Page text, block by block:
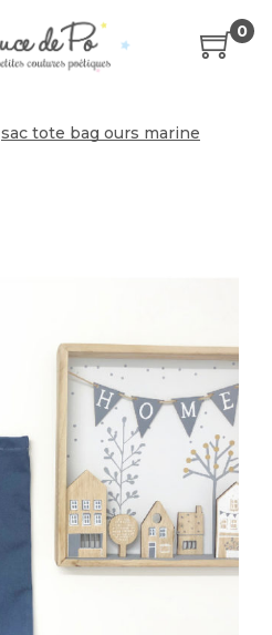
0
sac tote bag ours marine